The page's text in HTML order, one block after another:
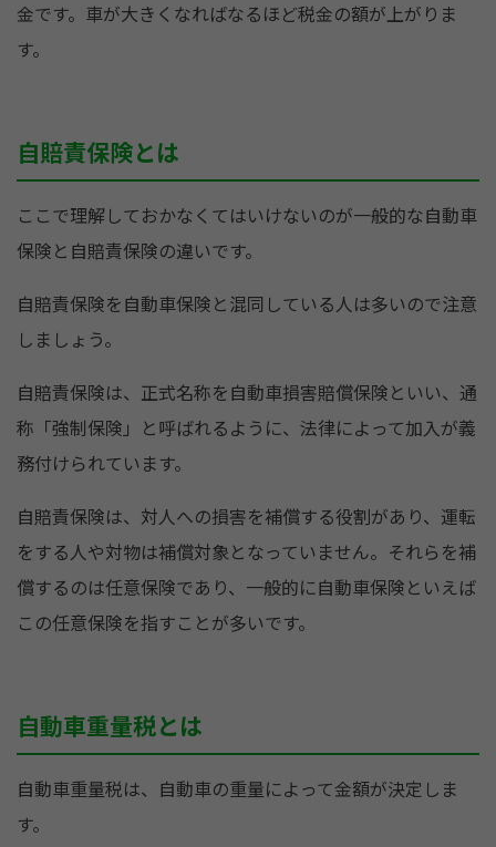
金です。車が大きくなればなるほど税金の額が上がりま
す。
自賠責保険とは
ここで理解しておかなくてはいけないのが一般的な自動車
保険と自賠責保険の違いです。
自賠責保険を自動車保険と混同している人は多いので注意
しましょう。
自賠責保険は、正式名称を自動車損害賠償保険といい、通
称「強制保険」と呼ばれるように、法律によって加入が義
務付けられています。
自賠責保険は、対人への損害を補償する役割があり、運転
をする人や対物は補償対象となっていません。それらを補
償するのは任意保険であり、一般的に自動車保険といえば
この任意保険を指すことが多いです。
自動車重量税とは
自動車重量税は、自動車の重量によって金額が決定しま
す。